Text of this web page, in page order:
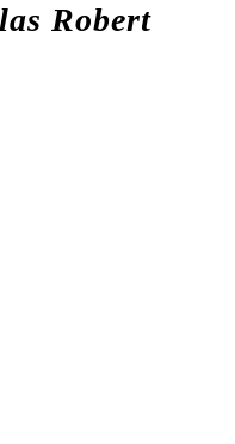
Robert